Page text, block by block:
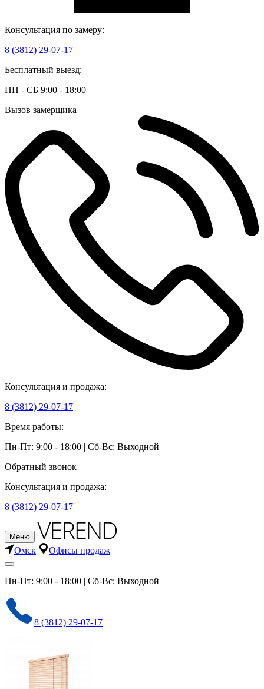
Консультация по замеру:
8 (3812) 29-07-17
Бесплатный выезд:
ПН - СБ 9:00 - 18:00
Вызов замерщика
Консультация и продажа:
8 (3812) 29-07-17
Время работы:
Пн-Пт: 9:00 - 18:00 | Сб-Вс: Выходной
Обратный звонок
Консультация и продажа:
8 (3812) 29-07-17
Меню
Омск Офисы продаж
Пн-Пт: 9:00 - 18:00 | Сб-Вс: Выходной
8 (3812) 29-07-17